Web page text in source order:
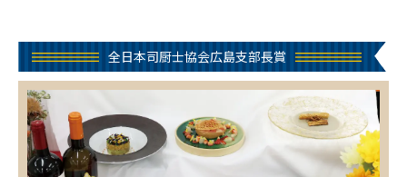
全日本司厨士協会広島支部長賞